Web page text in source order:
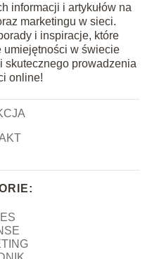
informacji i artykułów na
marketingu w sieci.
i inspiracje, które
umiejętności w świecie
skutecznego prowadzenia
online!